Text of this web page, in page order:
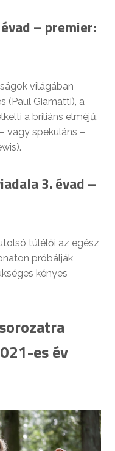
– premier:
világában
(Paul Giamatti), a
a briliáns elméjű,
vagy spekuláns –
3. évad –
túlélői az egész
próbálják
kényes
es év